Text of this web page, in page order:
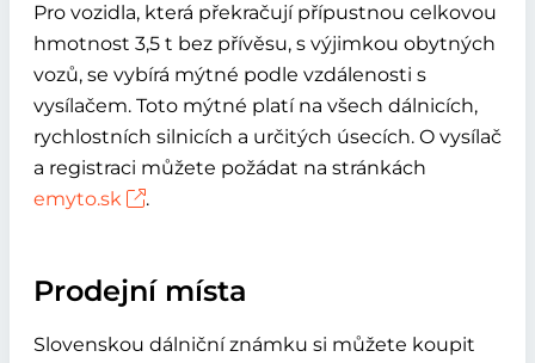
Pro vozidla, která překračují přípustnou celkovou
hmotnost 3,5 t bez přívěsu, s výjimkou obytných
vozů, se vybírá mýtné podle vzdálenosti s
vysílačem. Toto mýtné platí na všech dálnicích,
rychlostních silnicích a určitých úsecích. O vysílač
a registraci můžete požádat na stránkách
emyto.sk
.
Prodejní místa
Slovenskou dálniční známku si můžete koupit